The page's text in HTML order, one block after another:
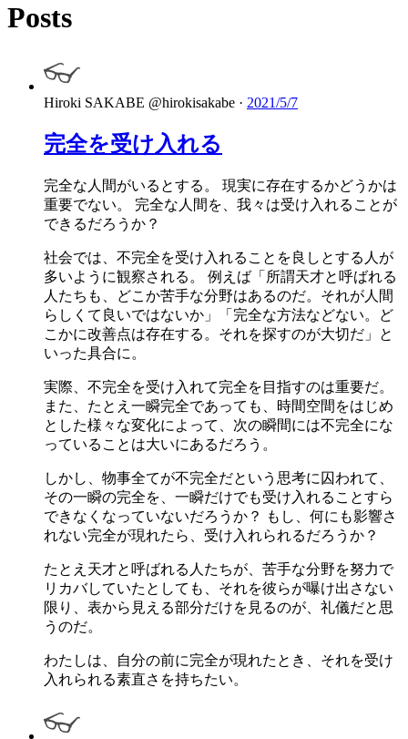
Posts
Hiroki SAKABE @hirokisakabe · 2021/5/7
完全を受け入れる
完全な人間がいるとする。 現実に存在するかどうかは
重要でない。 完全な人間を、我々は受け入れることが
できるだろうか？
社会では、不完全を受け入れることを良しとする人が
多いように観察される。 例えば「所謂天才と呼ばれる
人たちも、どこか苦手な分野はあるのだ。それが人間
らしくて良いではないか」「完全な方法などない。ど
こかに改善点は存在する。それを探すのが大切だ」と
いった具合に。
実際、不完全を受け入れて完全を目指すのは重要だ。
また、たとえ一瞬完全であっても、時間空間をはじめ
とした様々な変化によって、次の瞬間には不完全にな
っていることは大いにあるだろう。
しかし、物事全てが不完全だという思考に囚われて、
その一瞬の完全を、一瞬だけでも受け入れることすら
できなくなっていないだろうか？ もし、何にも影響さ
れない完全が現れたら、受け入れられるだろうか？
たとえ天才と呼ばれる人たちが、苦手な分野を努力で
リカバしていたとしても、それを彼らが曝け出さない
限り、表から見える部分だけを見るのが、礼儀だと思
うのだ。
わたしは、自分の前に完全が現れたとき、それを受け
入れられる素直さを持ちたい。